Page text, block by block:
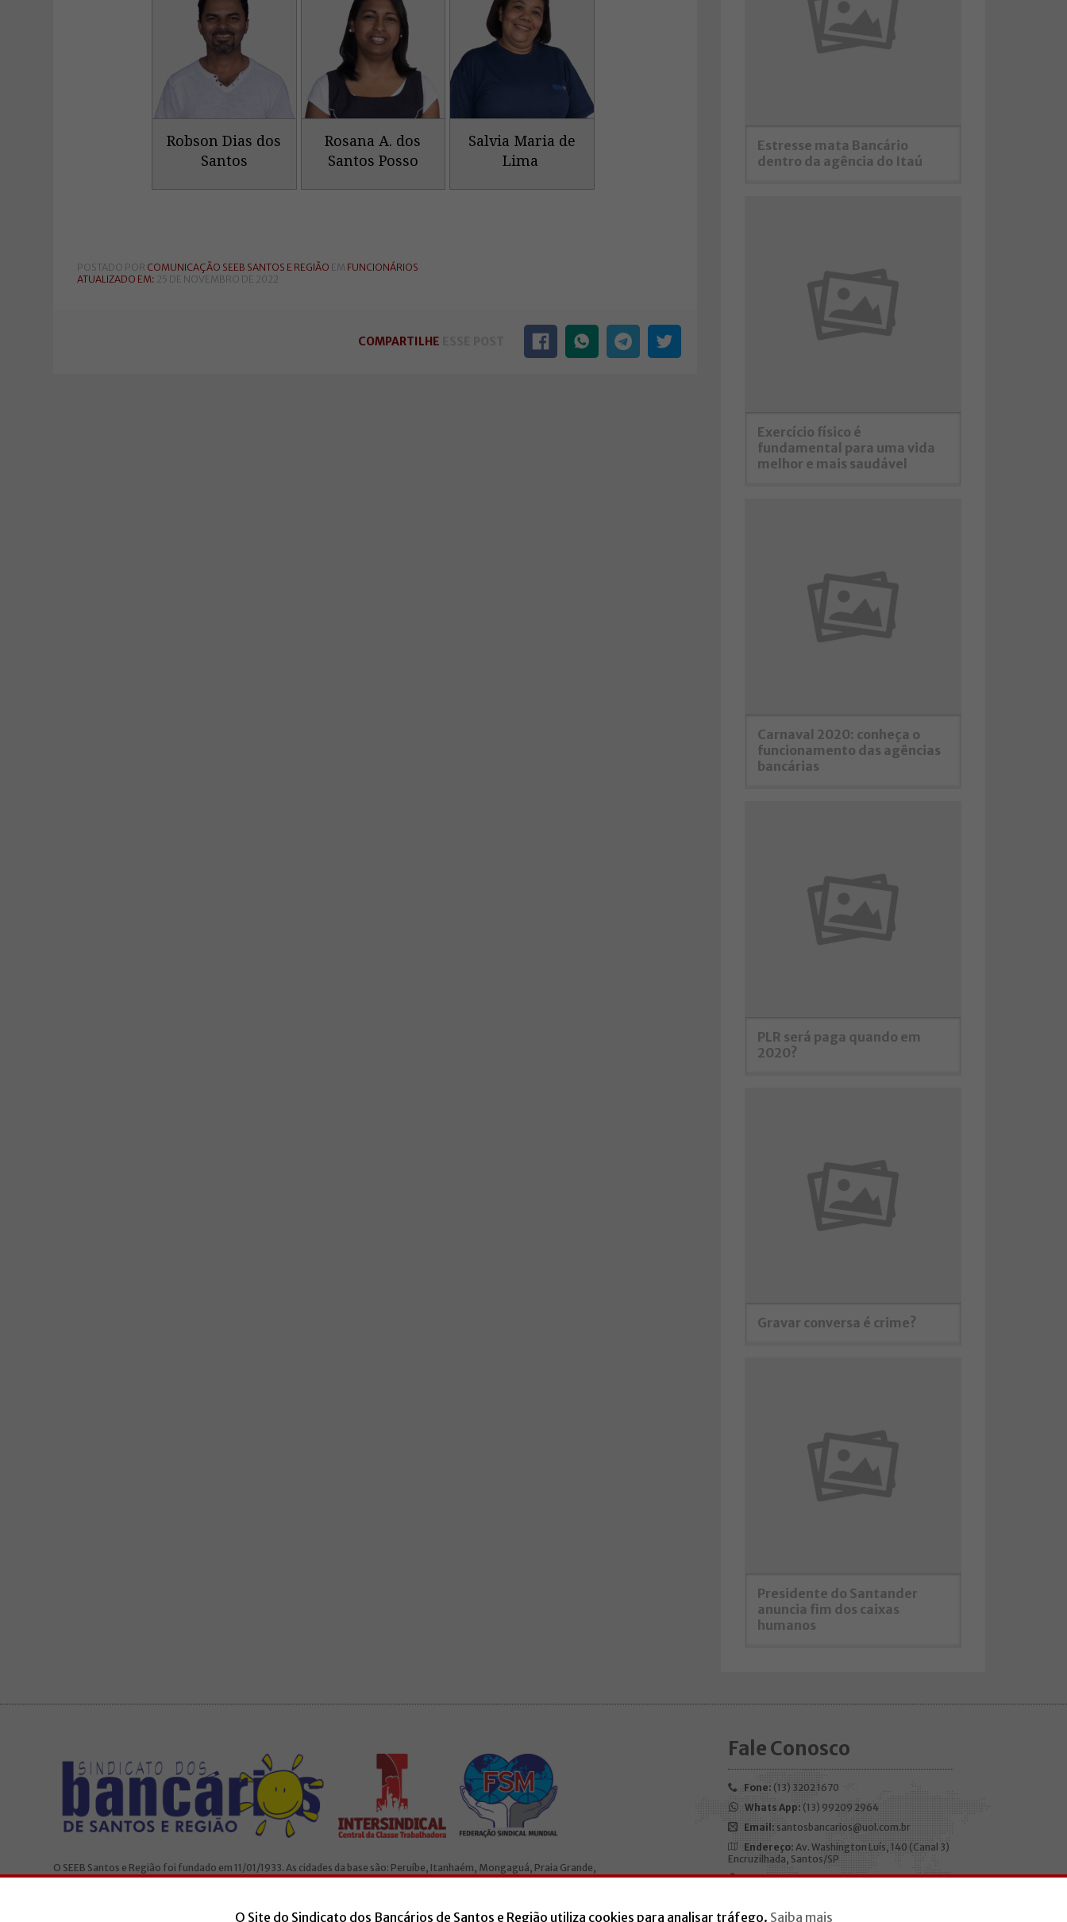
Robson Dias dos
Santos
Rosana A. dos
Santos Posso
Salvia Maria de
Lima
POSTADO POR COMUNICAÇÃO SEEB SANTOS E REGIÃO EM FUNCIONÁRIOS
ATUALIZADO EM: 25 DE NOVEMBRO DE 2022
COMPARTILHE
Estresse mata Bancário
dentro da agência do Itaú
Exercício físico é
fundamental para uma vida
melhor e mais saudável
Carnaval 2020: conheça o
funcionamento das agências
bancárias
PLR será paga quando em
2020?
Gravar conversa é crime?
Presidente do Santander
anuncia fim dos caixas
humanos
O SEEB Santos e Região foi fundado em 11/01/1933. As cidades da base são: Peruíbe, Itanhaém, Mongaguá, Praia Grande,
São Vicente, Santos, Cubatão, Guarujá e Bertioga. O Sindicato é filiado à Intersindical e a Federação Sindical Mundial (FSM).
Fale Conosco
Fone: (13) 3202 1670
Whats App: (13) 99209 2964
Email: santosbancarios@uol.com.br
Endereço: Av. Washington Luís, 140 (Canal 3)
Encruzilhada, Santos/SP
CEP:11050-200
Horário de funcionamento:
O Site do Sindicato dos Bancários de Santos e Região utiliza cookies para analisar tráfego. Saiba mais